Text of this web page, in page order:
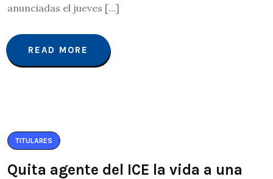
anunciadas el jueves […]
READ MORE
TITULARES
Quita agente del ICE la vida a una